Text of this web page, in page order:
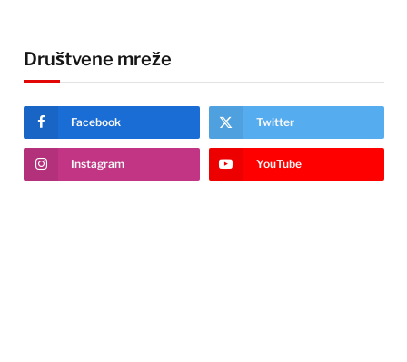
Društvene mreže
Facebook Twitter
Instagram YouTube